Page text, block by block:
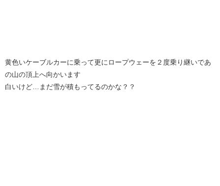
黄色いケーブルカーに乗って更にロープウェーを２度乗り継いであ
の山の頂上へ向かいます
白いけど…まだ雪が積もってるのかな？？